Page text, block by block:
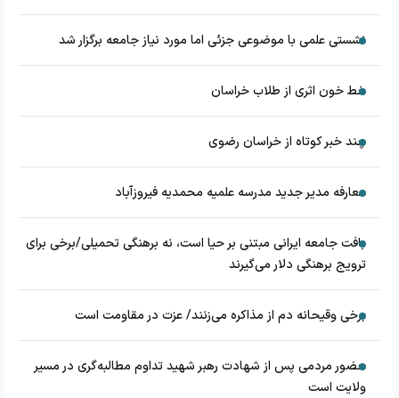
نشستی علمی با موضوعی جزئی اما مورد نیاز جامعه برگزار شد
خط خون اثری از طلاب خراسان
چند خبر کوتاه از خراسان رضوی
معارفه مدیر جدید مدرسه علمیه محمدیه فیروزآباد
بافت جامعه ایرانی مبتنی بر حیا است، نه برهنگی تحمیلی/برخی برای
ترویج برهنگی دلار می‌گیرند
برخی وقیحانه دم از مذاکره می‌زنند/ عزت در مقاومت است
حضور مردمی پس از شهادت رهبر شهید تداوم مطالبه‌گری در مسیر
ولایت است